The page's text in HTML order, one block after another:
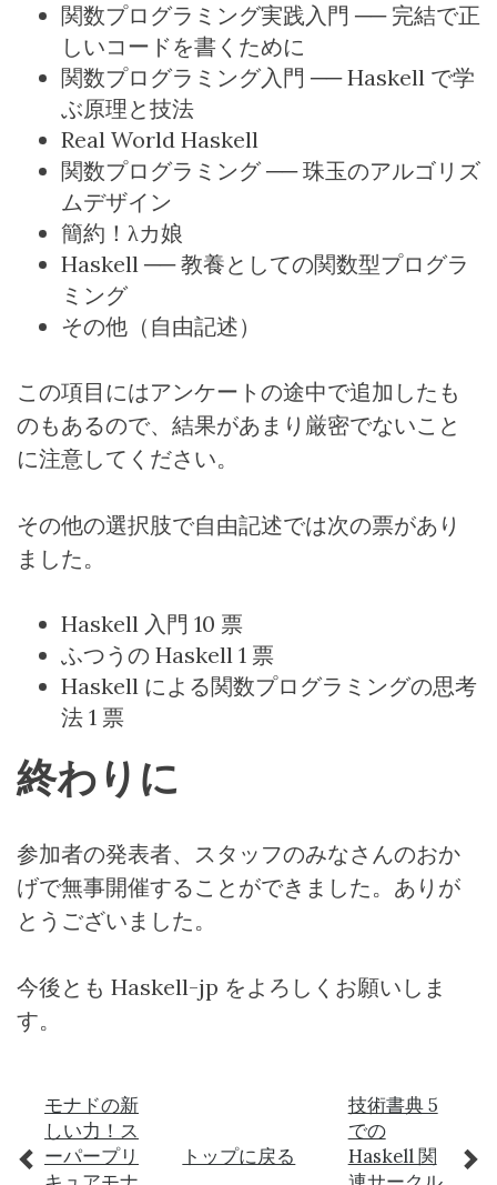
関数プログラミング実践入門 ── 完結で正
しいコードを書くために
関数プログラミング入門 ──Haskell で学
ぶ原理と技法
Real World Haskell
関数プログラミング ── 珠玉のアルゴリズ
ムデザイン
簡約！λカ娘
Haskell ── 教養としての関数型プログラ
ミング
その他（自由記述）
この項目にはアンケートの途中で追加したも
のもあるので、結果があまり厳密でないこと
に注意してください。
その他の選択肢で自由記述では次の票があり
ました。
Haskell 入門 10 票
ふつうの Haskell 1 票
Haskell による関数プログラミングの思考
法 1 票
終わりに
参加者の発表者、スタッフのみなさんのおか
げで無事開催することができました。ありが
とうございました。
今後とも Haskell-jp をよろしくお願いしま
す。
モナドの新
しい力！ス
ーパープリ
トップに戻る
技術書典 5
での
Haskell 関